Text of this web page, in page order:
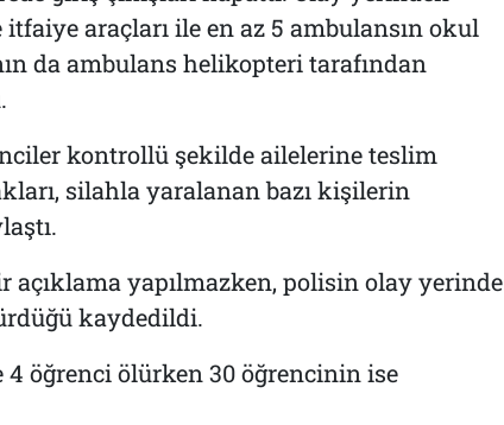
araçları ile en az 5 ambulansın okul
da ambulans helikopteri tarafından
kontrollü şekilde ailelerine teslim
silahla yaralanan bazı kişilerin
yapılmazken, polisin olay yerinde
kaydedildi.
4 öğrenci ölürken 30 öğrencinin ise